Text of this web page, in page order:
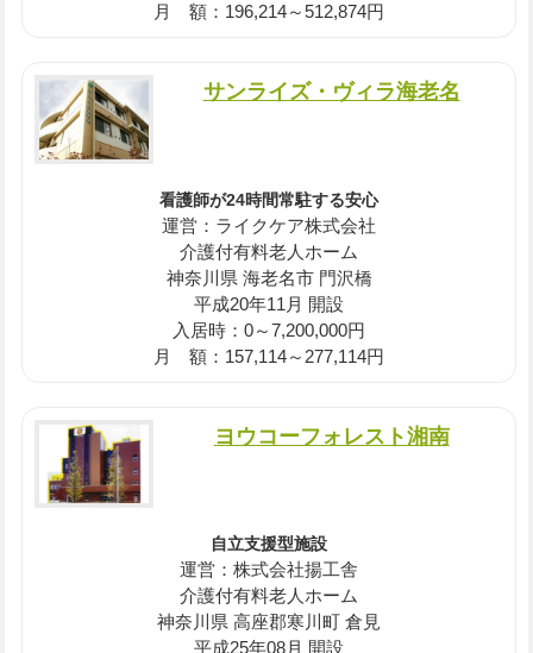
月 額：196,214～512,874円
サンライズ・ヴィラ海老名
看護師が24時間常駐する安心
運営：ライクケア株式会社
介護付有料老人ホーム
神奈川県 海老名市 門沢橋
平成20年11月 開設
入居時：0～7,200,000円
月 額：157,114～277,114円
ヨウコーフォレスト湘南
自立支援型施設
運営：株式会社揚工舎
介護付有料老人ホーム
神奈川県 高座郡寒川町 倉見
平成25年08月 開設